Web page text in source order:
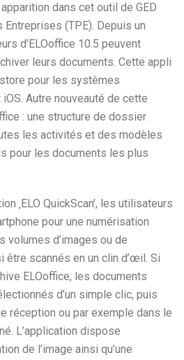
dans cet outil de GED
(TPE). Depuis un
d’ELOoffice 10.5 peuvent
leurs documents. Cette appli
pour les systèmes
Autre nouveauté de cette
: une structure de dossier
les activités et des modèles
pour les documents les plus
‚ELO QuickScan’, les utilisateurs
pour une numérisation
volumes d’images ou de
être scannés en un clin d’œil. Si
ELOoffice, les documents
d’un simple clic, puis
réception ou par exemple dans le
L’application dispose
de l’image ainsi qu’une